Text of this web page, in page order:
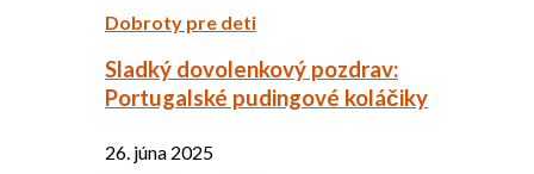
Dobroty pre deti
Sladký dovolenkový pozdrav:
Portugalské pudingové koláčiky
26. júna 2025